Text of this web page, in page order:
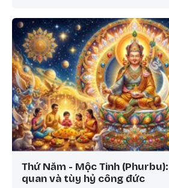
Thứ Năm - Mộc Tinh
quan và tùy hỷ công đức